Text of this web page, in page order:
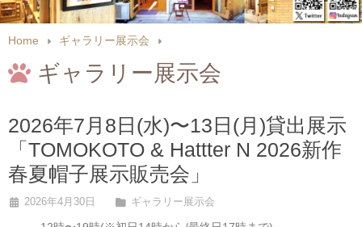
Home ギャラリー展示会
ギャラリー展示会
2026年7月8日(水)〜13日(月)貸出展示
「TOMOKOTO & Hattter N 2026新作
春夏帽子展示販売会」
2026年4月30日 ギャラリー展示会